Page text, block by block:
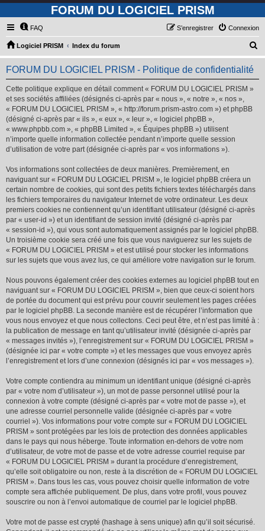
FORUM DU LOGICIEL PRISM
FAQ Connexion
S’enregistrer
Logiciel PRISM Index du forum
e
FORUM DU LOGICIEL PRISM - Politique de confidentialité
Cette politique explique en détail comment « FORUM DU LOGICIEL PRISM »
et ses sociétés affiliées (désignés ci-après par « nous », « notre », « nos »,
« FORUM DU LOGICIEL PRISM », « http://forum.prism-astro.com ») et phpBB
(désigné ci-après par « ils », « eux », « leur », « logiciel phpBB »,
« www.phpbb.com », « phpBB Limited », « Équipes phpBB ») utilisent
n’importe quelle information collectée pendant n’importe quelle session
d’utilisation de votre part (désignée ci-après par « vos informations »).
Vos informations sont collectées de deux manières. Premièrement, en
naviguant sur « FORUM DU LOGICIEL PRISM », le logiciel phpBB créera un
certain nombre de cookies, qui sont des petits fichiers textes téléchargés dans
les fichiers temporaires du navigateur Internet de votre ordinateur. Les deux
premiers cookies ne contiennent qu’un identifiant utilisateur (désigné ci-après
par « user-id ») et un identifiant de session invité (désigné ci-après par
« session-id »), qui vous sont automatiquement assignés par le logiciel phpBB.
Un troisième cookie sera créé une fois que vous naviguerez sur les sujets de
« FORUM DU LOGICIEL PRISM » et est utilisé pour stocker les informations
sur les sujets que vous avez lus, ce qui améliore votre navigation sur le forum.
Nous pouvons également créer des cookies externes au logiciel phpBB tout en
naviguant sur « FORUM DU LOGICIEL PRISM », bien que ceux-ci soient hors
de portée du document qui est prévu pour couvrir seulement les pages créées
par le logiciel phpBB. La seconde manière est de récupérer l’information que
vous nous envoyez et que nous collectons. Ceci peut être, et n’est pas limité à :
la publication de message en tant qu’utilisateur invité (désignée ci-après par
« messages invités »), l’enregistrement sur « FORUM DU LOGICIEL PRISM »
(désignée ici par « votre compte ») et les messages que vous envoyez après
l’enregistrement et lors d’une connexion (désignés ici par « vos messages »).
Votre compte contiendra au minimum un identifiant unique (désigné ci-après
par « votre nom d’utilisateur »), un mot de passe personnel utilisé pour la
connexion à votre compte (désigné ci-après par « votre mot de passe »), et
une adresse courriel personnelle valide (désignée ci-après par « votre
courriel »). Vos informations pour votre compte sur « FORUM DU LOGICIEL
PRISM » sont protégées par les lois de protection des données applicables
dans le pays qui nous héberge. Toute information en-dehors de votre nom
d’utilisateur, de votre mot de passe et de votre adresse courriel requise par
« FORUM DU LOGICIEL PRISM » durant la procédure d’enregistrement,
qu’elle soit obligatoire ou non, reste à la discrétion de « FORUM DU LOGICIEL
PRISM ». Dans tous les cas, vous pouvez choisir quelle information de votre
compte sera affichée publiquement. De plus, dans votre profil, vous pouvez
souscrire ou non à l’envoi automatique de courriel par le logiciel phpBB.
Votre mot de passe est crypté (hashage à sens unique) afin qu’il soit sécurisé.